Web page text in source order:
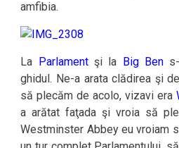
amfibia.
La Parlamentşi la Big Bens-
ghidul. Ne-a arata clădirea şi
să plecăm de acolo, vizavi era
a arătat faţada şi vroia să
Westminster Abbey eu vroiam